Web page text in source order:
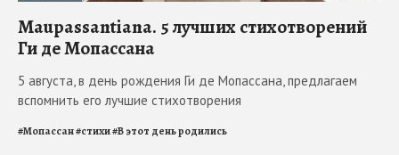
Maupassantiana. 5 лучших стихотворений
Ги де Мопассана
5 августа, в день рождения Ги де Мопассана, предлагаем
вспомнить его лучшие стихотворения
#Мопассан#стихи#В этот день родились